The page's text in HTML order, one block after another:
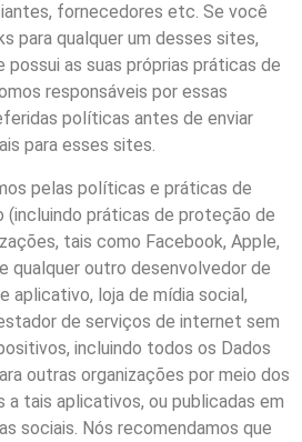
fornecedores etc. Se você
para qualquer um desses sites,
possui as suas próprias práticas de
responsáveis por essas
políticas antes de enviar
para esses sites.
pelas políticas e práticas de
(incluindo práticas de proteção de
tais como Facebook, Apple,
qualquer outro desenvolvedor de
aplicativo, loja de mídia social,
de serviços de internet sem
incluindo todos os Dados
outras organizações por meio dos
a tais aplicativos, ou publicadas em
sociais. Nós recomendamos que